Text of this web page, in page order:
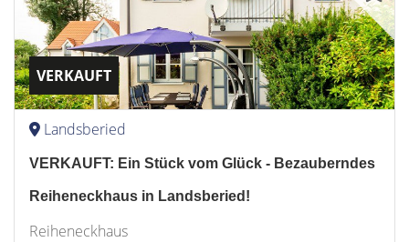
VERKAUFT
Landsberied
VERKAUFT: Ein Stück vom Glück - Bezauberndes
Reiheneckhaus in Landsberied!
Reiheneckhaus